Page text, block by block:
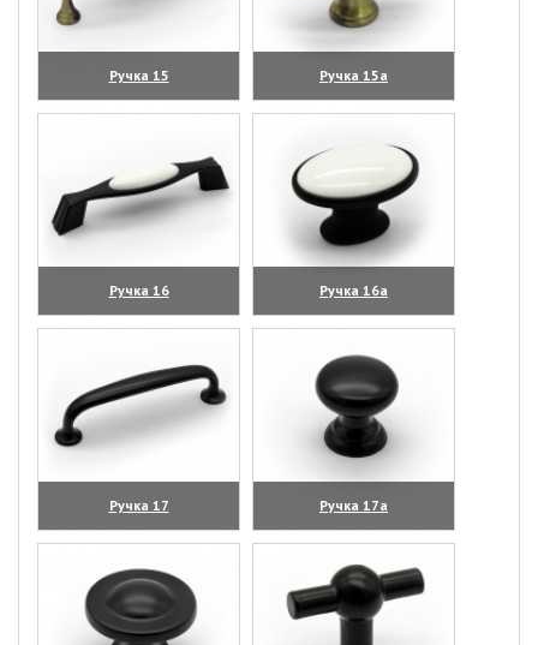
Ручка 15
(увеличить)
Ручка 15а
(увеличить)
Ручка 16
(увеличить)
Ручка 16а
(увеличить)
Ручка 17
(увеличить)
Ручка 17а
(увеличить)